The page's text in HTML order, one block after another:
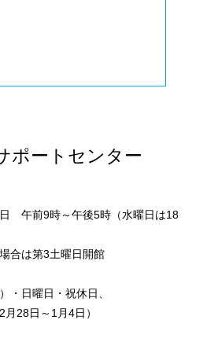
ポートセンター
午前9時～午後5時（水曜日は18
合は第3土曜日開館
・日曜日・祝休日、
28日～1月4日）